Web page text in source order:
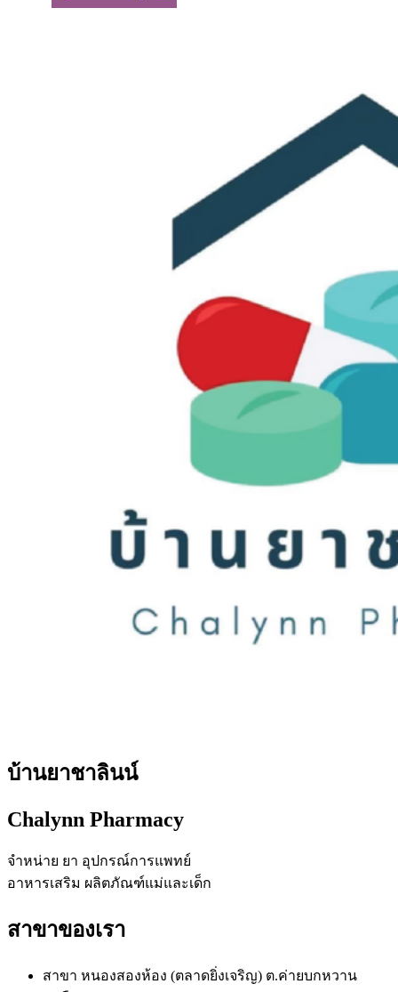
through
product
page
บ้านยาชาลินน์
Chalynn Pharmacy
จำหน่าย ยา อุปกรณ์การแพทย์
อาหารเสริม ผลิตภัณฑ์แม่และเด็ก
สาขาของเรา
สาขา หนองสองห้อง (ตลาดยิ่งเจริญ) ต.ค่ายบกหวาน